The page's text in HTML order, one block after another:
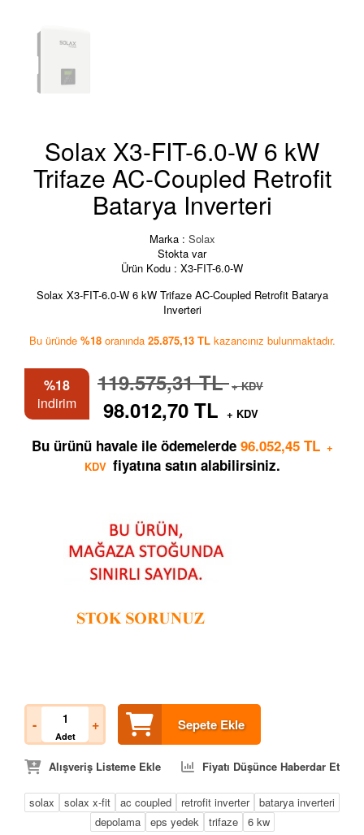
Solax X3-FIT-6.0-W 6 kW
Trifaze AC-Coupled Retrofit
Batarya Inverteri
Marka : Solax
Stokta var
Ürün Kodu : X3-FIT-6.0-W
%18
indirim
119.575,31 TL+ KDV
98.012,70 TL + KDV
Bu üründe %18oranında 25.875,13 TL kazancınız bulunmaktadır.
Bu ürünü havale ile ödemelerde 96.052,45 TL +
KDV fiyatına satın alabilirsiniz.
-
Adet
+ Sepete Ekle
Alışveriş Listeme Ekle Fiyatı Düşünce Haberdar Et
Solax X3-FIT-6.0-W 6 kW Trifaze AC-Coupled Retrofit Batarya
Inverteri
solax solax x-fit ac coupled retrofit inverter
batarya inverteri
depolama
eps yedek trifaze 6 kw